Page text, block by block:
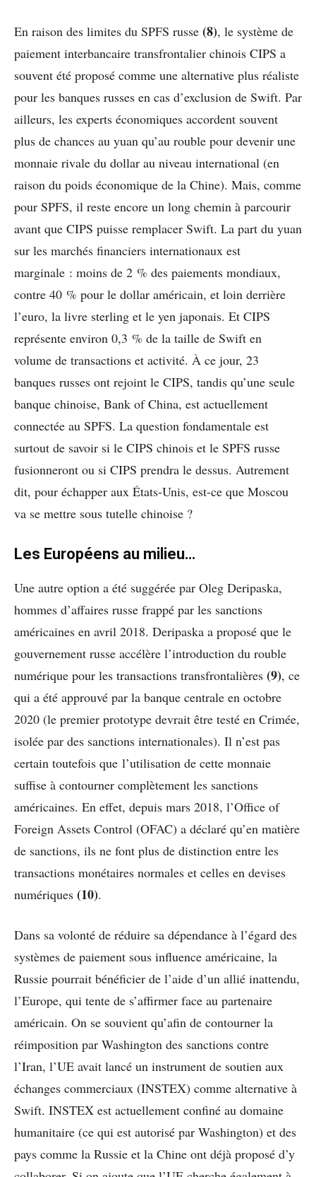
En raison des limites du SPFS russe (8), le système de
paiement interbancaire transfrontalier chinois CIPS a
souvent été proposé comme une alternative plus réaliste
pour les banques russes en cas d’exclusion de Swift. Par
ailleurs, les experts économiques accordent souvent
plus de chances au yuan qu’au rouble pour devenir une
monnaie rivale du dollar au niveau international (en
raison du poids économique de la Chine). Mais, comme
pour SPFS, il reste encore un long chemin à parcourir
avant que CIPS puisse remplacer Swift. La part du yuan
sur les marchés financiers internationaux est
marginale : moins de 2 % des paiements mondiaux,
contre 40 % pour le dollar américain, et loin derrière
l’euro, la livre sterling et le yen japonais. Et CIPS
représente environ 0,3 % de la taille de Swift en
volume de transactions et activité. À ce jour, 23
banques russes ont rejoint le CIPS, tandis qu’une seule
banque chinoise, Bank of China, est actuellement
connectée au SPFS. La question fondamentale est
surtout de savoir si le CIPS chinois et le SPFS russe
fusionneront ou si CIPS prendra le dessus. Autrement
dit, pour échapper aux États-Unis, est-ce que Moscou
va se mettre sous tutelle chinoise ?
Les Européens au milieu…
Une autre option a été suggérée par Oleg Deripaska,
hommes d’affaires russe frappé par les sanctions
américaines en avril 2018. Deripaska a proposé que le
gouvernement russe accélère l’introduction du rouble
numérique pour les transactions transfrontalières (9), ce
qui a été approuvé par la banque centrale en octobre
2020 (le premier prototype devrait être testé en Crimée,
isolée par des sanctions internationales). Il n’est pas
certain toutefois que l’utilisation de cette monnaie
suffise à contourner complètement les sanctions
américaines. En effet, depuis mars 2018, l’Office of
Foreign Assets Control (OFAC) a déclaré qu’en matière
de sanctions, ils ne font plus de distinction entre les
transactions monétaires normales et celles en devises
numériques (10).
Dans sa volonté de réduire sa dépendance à l’égard des
systèmes de paiement sous influence américaine, la
Russie pourrait bénéficier de l’aide d’un allié inattendu,
l’Europe, qui tente de s’affirmer face au partenaire
américain. On se souvient qu’afin de contourner la
réimposition par Washington des sanctions contre
l’Iran, l’UE avait lancé un instrument de soutien aux
échanges commerciaux (INSTEX) comme alternative à
Swift. INSTEX est actuellement confiné au domaine
humanitaire (ce qui est autorisé par Washington) et des
pays comme la Russie et la Chine ont déjà proposé d’y